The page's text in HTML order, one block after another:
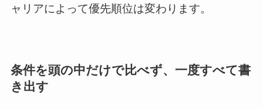
ャリアによって優先順位は変わります。
条件を頭の中だけで比べず、一度すべて書
き出す